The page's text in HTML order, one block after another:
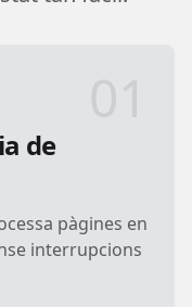
de
pàgines en
interrupcions